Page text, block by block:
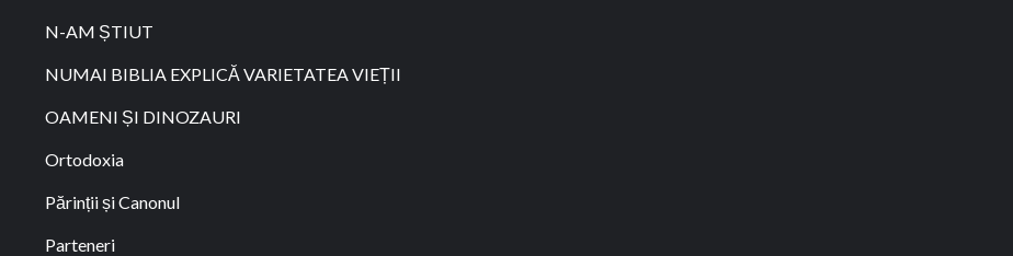
N-AM ȘTIUT
NUMAI BIBLIA EXPLICĂ VARIETATEA VIEȚII
OAMENI ȘI DINOZAURI
Ortodoxia
Părinții și Canonul
Parteneri